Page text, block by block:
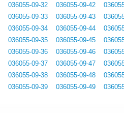
036055-09-32
036055-09-33
036055-09-34
036055-09-35
036055-09-36
036055-09-37
036055-09-38
036055-09-39
036055-09-42
036055-09-43
036055-09-44
036055-09-45
036055-09-46
036055-09-47
036055-09-48
036055-09-49